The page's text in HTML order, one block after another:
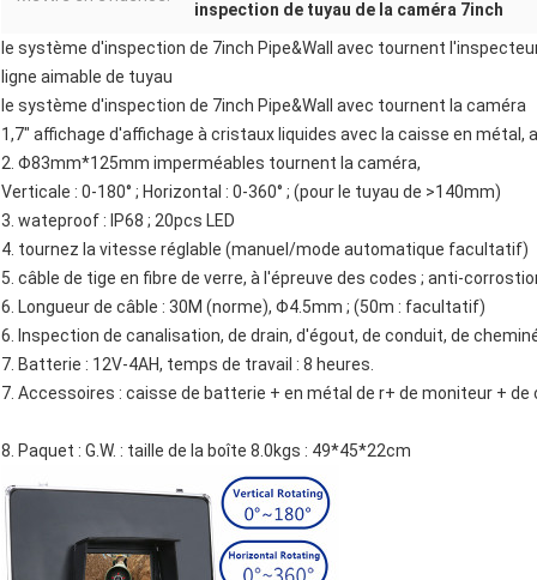
inspection de tuyau de la caméra 7inch
le système d'inspection de 7inch Pipe&Wall avec tournent
ligne aimable de tuyau
le système d'inspection de 7inch Pipe&Wall avec tournent la caméra
1,7" affichage d'affichage à cristaux liquides avec la caisse en
2. Φ83mm*125mm imperméables tournent la caméra,
Verticale : 0-180° ; Horizontal : 0-360° ; (pour le tuyau de >140mm)
3. wateproof : IP68 ; 20pcs LED
4. tournez la vitesse réglable (manuel/mode automatique facultatif)
5. câble de tige en fibre de verre, à l'épreuve des codes ; anti-
6. Longueur de câble : 30M (norme), Φ4.5mm ; (50m : facultatif)
6. Inspection de canalisation, de drain, d'égout, de conduit, de
7. Batterie : 12V-4AH, temps de travail : 8 heures.
7. Accessoires : caisse de batterie + en métal de r+ de moniteur +
8. Paquet : G.W. : taille de la boîte 8.0kgs : 49*45*22cm